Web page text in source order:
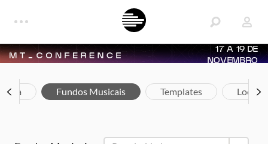
17 A 19 DE
NOVEMBRO
Fundos Musicais Templates Loops